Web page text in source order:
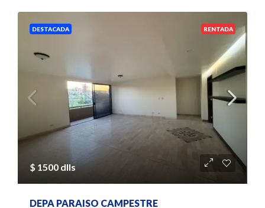
DESTACADA RENTADA
$ 1500 dlls
DEPA PARAISO CAMPESTRE